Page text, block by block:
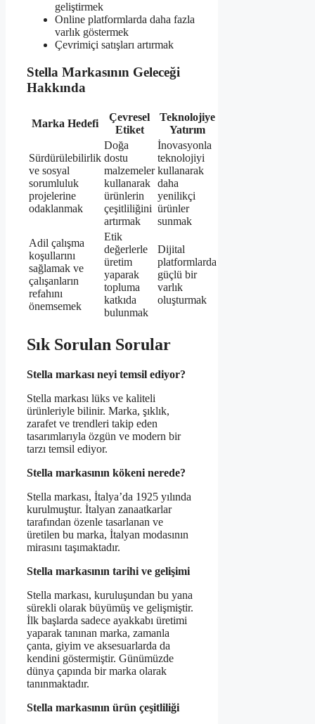
geliştirmek
Online platformlarda daha fazla
varlık göstermek
Çevrimiçi satışları artırmak
Stella Markasının Geleceği
Hakkında
Marka Hedefi
Çevresel
Etiket
Teknolojiye
Yatırım
Sürdürülebilirlik
ve sosyal
sorumluluk
projelerine
odaklanmak
Doğa
dostu
malzemeler
kullanarak
ürünlerin
çeşitliliğini
artırmak
İnovasyonla
teknolojiyi
kullanarak
daha
yenilikçi
ürünler
sunmak
Adil çalışma
koşullarını
sağlamak ve
çalışanların
refahını
önemsemek
Etik
değerlerle
üretim
yaparak
topluma
katkıda
bulunmak
Dijital
platformlarda
güçlü bir
varlık
oluşturmak
Sık Sorulan Sorular
Stella markası neyi temsil ediyor?
Stella markası lüks ve kaliteli
ürünleriyle bilinir. Marka, şıklık,
zarafet ve trendleri takip eden
tasarımlarıyla özgün ve modern bir
tarzı temsil ediyor.
Stella markasının kökeni nerede?
Stella markası, İtalya’da 1925 yılında
kurulmuştur. İtalyan zanaatkarlar
tarafından özenle tasarlanan ve
üretilen bu marka, İtalyan modasının
mirasını taşımaktadır.
Stella markasının tarihi ve gelişimi
Stella markası, kuruluşundan bu yana
sürekli olarak büyümüş ve gelişmiştir.
İlk başlarda sadece ayakkabı üretimi
yaparak tanınan marka, zamanla
çanta, giyim ve aksesuarlarda da
kendini göstermiştir. Günümüzde
dünya çapında bir marka olarak
tanınmaktadır.
Stella markasının ürün çeşitliliği